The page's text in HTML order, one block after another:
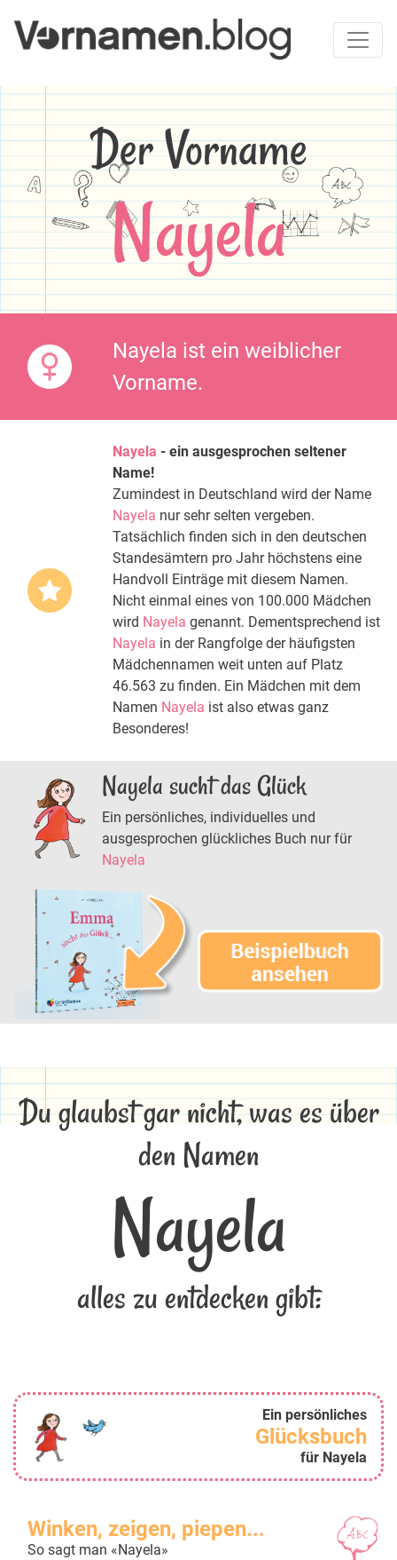
Der Vorname
Nayela
Nayela ist ein weiblicher
Vorname.
Nayela - ein ausgesprochen seltener
Name!
Zumindest in Deutschland wird der Name
Nayela nur sehr selten vergeben.
Tatsächlich finden sich in den deutschen
Standesämtern pro Jahr höchstens eine
Handvoll Einträge mit diesem Namen.
Nicht einmal eines von 100.000 Mädchen
wird Nayela genannt. Dementsprechend ist
Nayela in der Rangfolge der häufigsten
Mädchennamen weit unten auf Platz
46.563 zu finden. Ein Mädchen mit dem
Namen Nayela ist also etwas ganz
Besonderes!
Nayela sucht das Glück
Ein persönliches, individuelles und
ausgesprochen glückliches Buch nur für
Nayela
Du glaubst gar nicht, was es über
den Namen
Nayela
alles zu entdecken gibt:
Ein persönliches
Glücksbuch
für Nayela
Winken, zeigen, piepen...
So sagt man «Nayela»